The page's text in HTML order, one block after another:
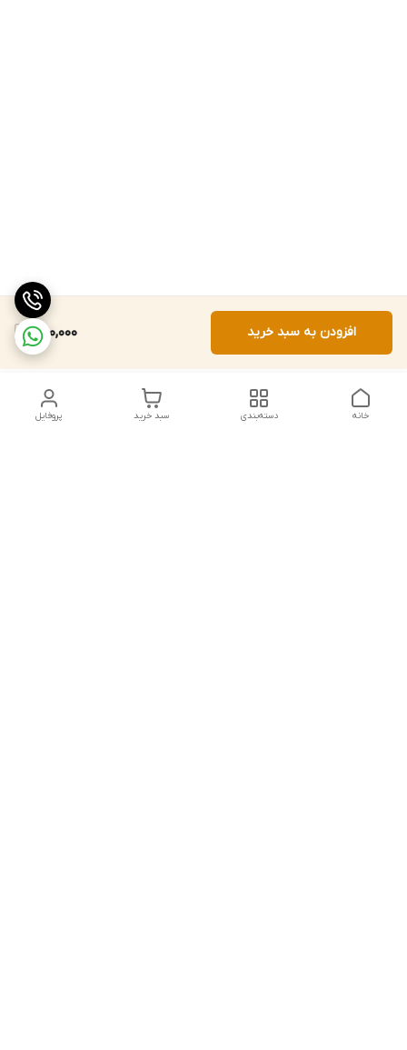
250,000 افزودن به سبد خرید
پروفایل سبد خرید دسته‌بندی خانه